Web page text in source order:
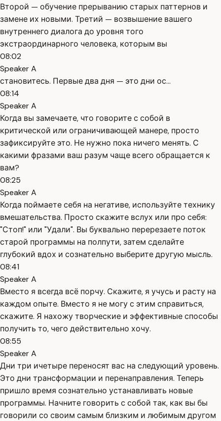
Второй — обучение прерыванию старых паттернов и
замене их новыми. Третий — возвышение вашего
внутреннего диалога до уровня того
экстраординарного человека, которым вы
08:02
Speaker A
становитесь. Первые два дня — это дни ос...
08:14
Speaker A
Когда вы замечаете, что говорите с собой в
критической или ограничивающей манере, просто
зафиксируйте это. Не нужно пока ничего менять. С
какими фразами ваш разум чаще всего обращается к
вам?
08:25
Speaker A
Когда поймаете себя на негативе, используйте технику
вмешательства. Просто скажите вслух или про себя:
"Стоп!" или "Удали". Вы буквально перерезаете поток
старой программы на полпути, затем сделайте
глубокий вдох и сознательно выберите другую мысль.
08:41
Speaker A
Вместо я всегда всё порчу. Скажите, я учусь и расту на
каждом опыте. Вместо я не могу с этим справиться,
скажите. Я нахожу творческие и эффективные способы
получить то, чего действительно хочу.
08:55
Speaker A
Дни три ичетыре переносят вас на следующий уровень.
Это дни трансформации и перенаправления. Теперь
пришло время сознательно устанавливать новые
программы. Начните говорить с собой так, как вы бы
говорили со своим самым близким и любимым другом